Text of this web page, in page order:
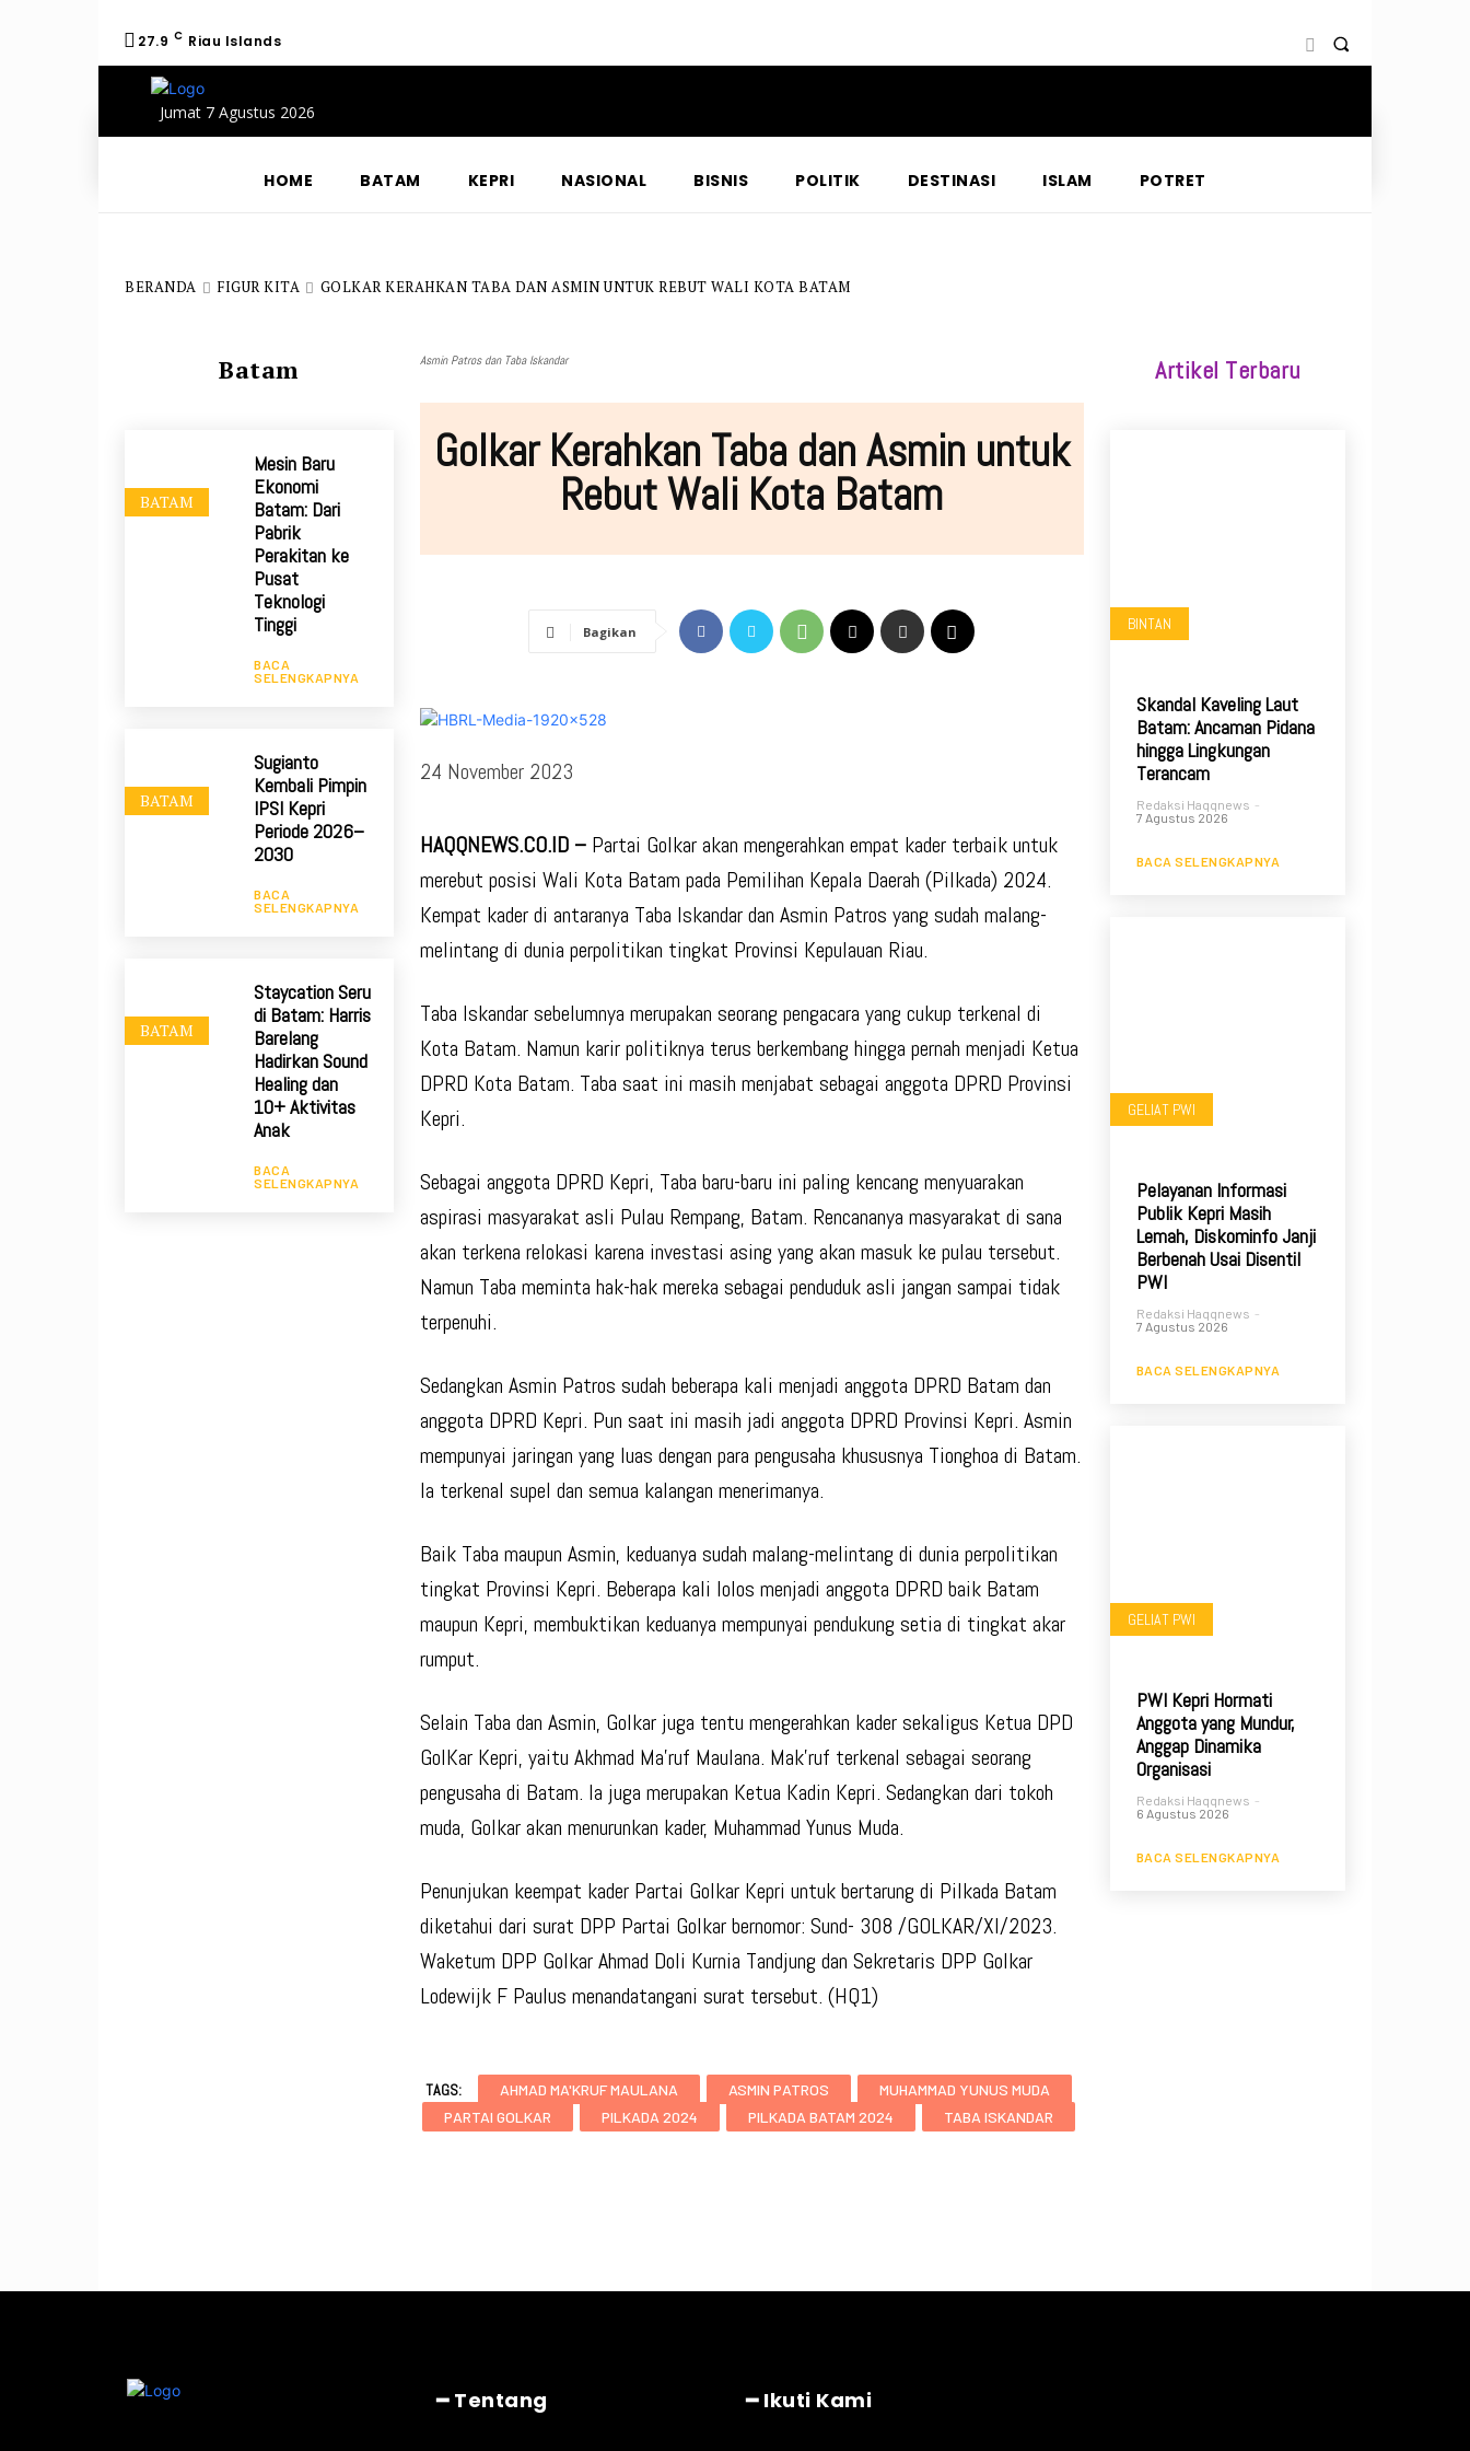
27.9 C Riau Islands
Jumat 7 Agustus 2026
HOME BATAM KEPRI NASIONAL BISNIS POLITIK DESTINASI ISLAM POTRET
BERANDA FIGUR KITA GOLKAR KERAHKAN TABA DAN ASMIN UNTUK REBUT WALI KOTA BATAM
Batam
BATAM
Mesin Baru
Ekonomi
Batam: Dari
Pabrik
Perakitan ke
Pusat
Teknologi
Tinggi
BACA
SELENGKAPNYA
BATAM
Sugianto
Kembali Pimpin
IPSI Kepri
Periode 2026–
2030
BACA
SELENGKAPNYA
BATAM
Staycation Seru
di Batam: Harris
Barelang
Hadirkan Sound
Healing dan
10+ Aktivitas
Anak
BACA
SELENGKAPNYA
Asmin Patros dan Taba Iskandar
Golkar Kerahkan Taba dan Asmin untuk
Rebut Wali Kota Batam
Bagikan
24 November 2023
HAQQNEWS.CO.ID – Partai Golkar akan mengerahkan empat kader terbaik untuk
merebut posisi Wali Kota Batam pada Pemilihan Kepala Daerah (Pilkada) 2024.
Kempat kader di antaranya Taba Iskandar dan Asmin Patros yang sudah malang-
melintang di dunia perpolitikan tingkat Provinsi Kepulauan Riau.
Taba Iskandar sebelumnya merupakan seorang pengacara yang cukup terkenal di
Kota Batam. Namun karir politiknya terus berkembang hingga pernah menjadi Ketua
DPRD Kota Batam. Taba saat ini masih menjabat sebagai anggota DPRD Provinsi
Kepri.
Sebagai anggota DPRD Kepri, Taba baru-baru ini paling kencang menyuarakan
aspirasi masyarakat asli Pulau Rempang, Batam. Rencananya masyarakat di sana
akan terkena relokasi karena investasi asing yang akan masuk ke pulau tersebut.
Namun Taba meminta hak-hak mereka sebagai penduduk asli jangan sampai tidak
terpenuhi.
Sedangkan Asmin Patros sudah beberapa kali menjadi anggota DPRD Batam dan
anggota DPRD Kepri. Pun saat ini masih jadi anggota DPRD Provinsi Kepri. Asmin
mempunyai jaringan yang luas dengan para pengusaha khususnya Tionghoa di Batam.
Ia terkenal supel dan semua kalangan menerimanya.
Baik Taba maupun Asmin, keduanya sudah malang-melintang di dunia perpolitikan
tingkat Provinsi Kepri. Beberapa kali lolos menjadi anggota DPRD baik Batam
maupun Kepri, membuktikan keduanya mempunyai pendukung setia di tingkat akar
rumput.
Selain Taba dan Asmin, Golkar juga tentu mengerahkan kader sekaligus Ketua DPD
GolKar Kepri, yaitu Akhmad Ma’ruf Maulana. Mak’ruf terkenal sebagai seorang
pengusaha di Batam. Ia juga merupakan Ketua Kadin Kepri. Sedangkan dari tokoh
muda, Golkar akan menurunkan kader, Muhammad Yunus Muda.
Penunjukan keempat kader Partai Golkar Kepri untuk bertarung di Pilkada Batam
diketahui dari surat DPP Partai Golkar bernomor: Sund- 308 /GOLKAR/XI/2023.
Waketum DPP Golkar Ahmad Doli Kurnia Tandjung dan Sekretaris DPP Golkar
Lodewijk F Paulus menandatangani surat tersebut. (HQ1)
TAGS: AHMAD MA'KRUF MAULANA ASMIN PATROS
MUHAMMAD YUNUS MUDA
PARTAI GOLKAR
PILKADA 2024 PILKADA BATAM 2024 TABA ISKANDAR
Artikel Terbaru
BINTAN
Skandal Kaveling Laut
Batam: Ancaman Pidana
hingga Lingkungan
Terancam
Redaksi Haqqnews -
7 Agustus 2026
BACA SELENGKAPNYA
GELIAT PWI
Pelayanan Informasi
Publik Kepri Masih
Lemah, Diskominfo Janji
Berbenah Usai Disentil
PWI
Redaksi Haqqnews -
7 Agustus 2026
BACA SELENGKAPNYA
GELIAT PWI
PWI Kepri Hormati
Anggota yang Mundur,
Anggap Dinamika
Organisasi
Redaksi Haqqnews -
6 Agustus 2026
BACA SELENGKAPNYA
━ Tentang ━ Ikuti Kami